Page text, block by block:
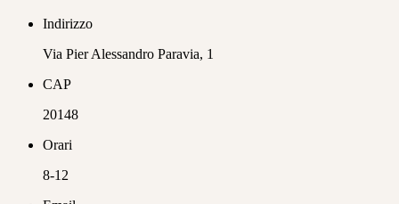
Indirizzo
Via Pier Alessandro Paravia, 1
CAP
20148
Orari
8-12